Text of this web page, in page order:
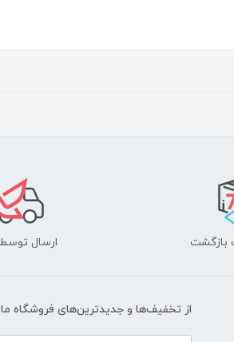
ارسال
از تخفیف‌ها و جدیدترین‌های فروشگاه